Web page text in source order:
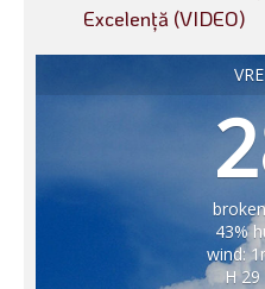
Excelență (VIDEO)
43%
wind:
H 29